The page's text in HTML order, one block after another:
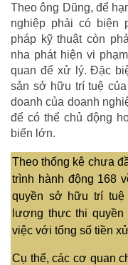
Theo ông Dũng, để
nghiệp phải có biện
pháp kỹ thuật còn
nha phát hiện vi
quan để xử lý. Đặc
sản sở hữu trí tuệ
doanh của doanh
để có thể chủ động
biển lớn.
Theo thống kê chưa
trình hành động 168
quyền sở hữu trí tuệ
lượng thực thi
việc với tổng số tiền
Cụ thể, các cơ quan